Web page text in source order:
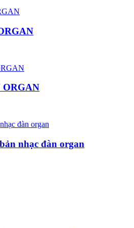
nhạc đàn organ